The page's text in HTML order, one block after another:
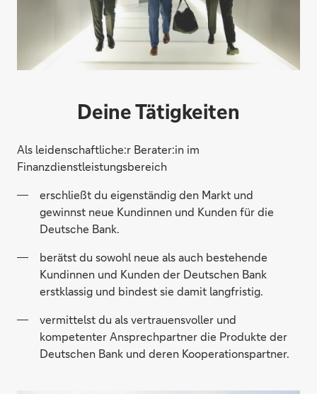
Deine Tätigkeiten
Als leidenschaftliche:r Berater:in im
Finanzdienstleistungsbereich
erschließt du eigenständig den Markt und
gewinnst neue Kundinnen und Kunden für die
Deutsche Bank.
berätst du sowohl neue als auch bestehende
Kundinnen und Kunden der Deutschen Bank
erstklassig und bindest sie damit langfristig.
vermittelst du als vertrauensvoller und
kompetenter Ansprechpartner die Produkte der
Deutschen Bank und deren Kooperationspartner.